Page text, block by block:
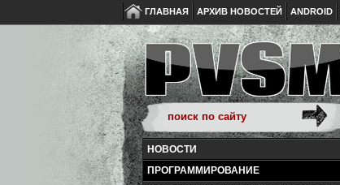
ГЛАВНАЯ АРХИВ НОВОСТЕЙ ANDROID
НОВОСТИ
ПРОГРАММИРОВАНИЕ